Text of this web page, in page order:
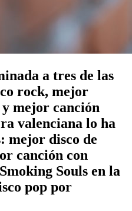
a tres de las
rock, mejor
mejor canción
valenciana lo ha
mejor disco de
canción con
Souls en la
pop por